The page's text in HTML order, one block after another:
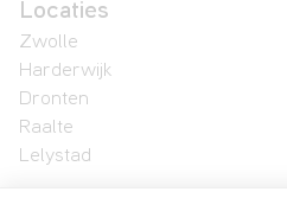
Locaties
Zwolle
Harderwijk
Dronten
Raalte
Lelystad